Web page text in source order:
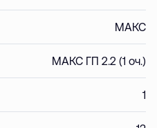
МАКС
МАКС ГП 2.2 (1 оч.)
1